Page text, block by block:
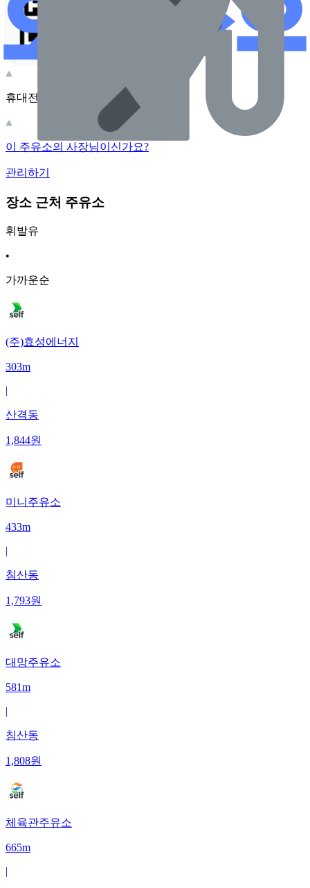
휴대전화 카메라로 찍어보세요
이 주유소의 사장님이신가요?
관리하기
장소 근처 주유소
휘발유
•
가까운순
(주)효성에너지
303m
|
산격동
1,844원
미니주유소
433m
|
침산동
1,793원
대망주유소
581m
|
침산동
1,808원
체육관주유소
665m
|